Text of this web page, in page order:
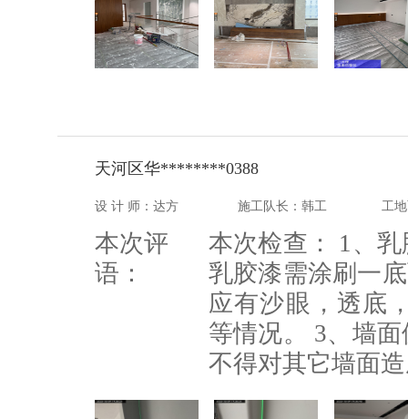
天河区华********0388
设 计 师：达方 施工队长：韩工 工
本次评
语：
本次检查： 1、
乳胶漆需涂刷一
应有沙眼，透底
等情况。 3、墙
不得对其它墙面